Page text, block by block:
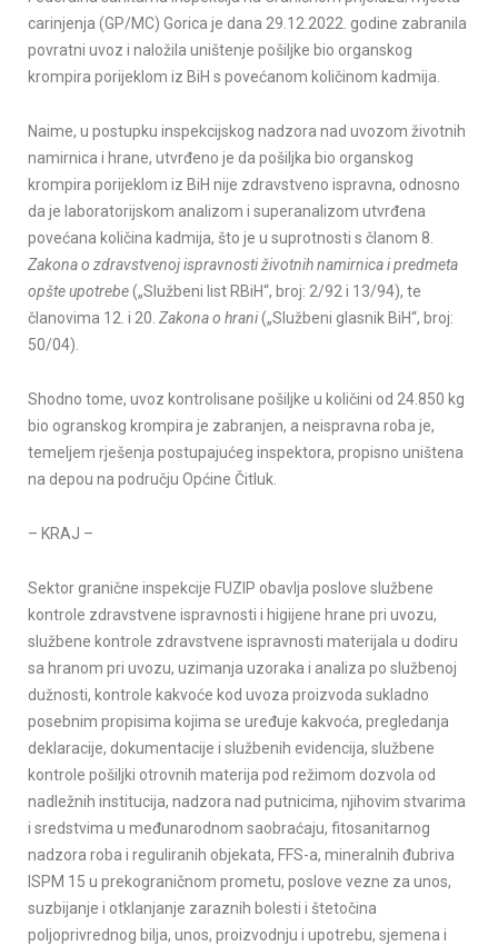
carinjenja (GP/MC) Gorica je dana 29.12.2022. godine zabranila
povratni uvoz i naložila uništenje pošiljke bio organskog
krompira porijeklom iz BiH s povećanom količinom kadmija.
Naime, u postupku inspekcijskog nadzora nad uvozom životnih
namirnica i hrane, utvrđeno je da pošiljka bio organskog
krompira porijeklom iz BiH nije zdravstveno ispravna, odnosno
da je laboratorijskom analizom i superanalizom utvrđena
povećana količina kadmija, što je u suprotnosti s članom 8.
Zakona o zdravstvenoj ispravnosti životnih namirnica i predmeta
opšte upotrebe(„Službeni list RBiH“, broj: 2/92 i 13/94), te
članovima 12. i 20. Zakona o hrani(„Službeni glasnik BiH“, broj:
50/04).
Shodno tome, uvoz kontrolisane pošiljke u količini od 24.850 kg
bio ogranskog krompira je zabranjen, a neispravna roba je,
temeljem rješenja postupajućeg inspektora, propisno uništena
na depou na području Općine Čitluk.
– KRAJ –
Sektor granične inspekcije FUZIP obavlja poslove službene
kontrole zdravstvene ispravnosti i higijene hrane pri uvozu,
službene kontrole zdravstvene ispravnosti materijala u dodiru
sa hranom pri uvozu, uzimanja uzoraka i analiza po službenoj
dužnosti, kontrole kakvoće kod uvoza proizvoda sukladno
posebnim propisima kojima se uređuje kakvoća, pregledanja
deklaracije, dokumentacije i službenih evidencija, službene
kontrole pošiljki otrovnih materija pod režimom dozvola od
nadležnih institucija, nadzora nad putnicima, njihovim stvarima
i sredstvima u međunarodnom saobraćaju, fitosanitarnog
nadzora roba i reguliranih objekata, FFS-a, mineralnih đubriva
ISPM 15 u prekograničnom prometu, poslove vezne za unos,
suzbijanje i otklanjanje zaraznih bolesti i štetočina
poljoprivrednog bilja, unos, proizvodnju i upotrebu, sjemena i